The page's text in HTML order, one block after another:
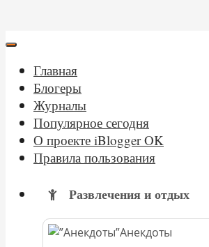
Главная
Блогеры
Журналы
Популярное сегодня
О проекте iBlogger OK
Правила пользования
Развлечения и отдых
Анекдоты